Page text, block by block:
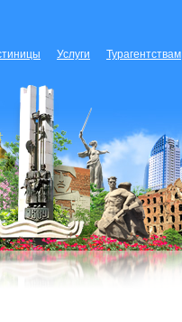
Услуги Турагентствам